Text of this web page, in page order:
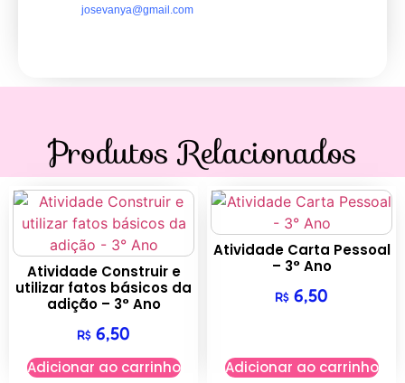
josevanya@gmail.com
Produtos Relacionados
Atividade Construir e
utilizar fatos básicos da
adição – 3° Ano
R$ 6,50
Adicionar ao carrinho
Atividade Carta Pessoal
– 3° Ano
R$ 6,50
Adicionar ao carrinho